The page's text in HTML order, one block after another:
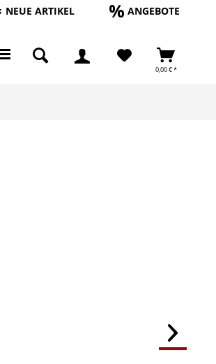
NEUE ARTIKEL ANGEBOTE
0,00 € *